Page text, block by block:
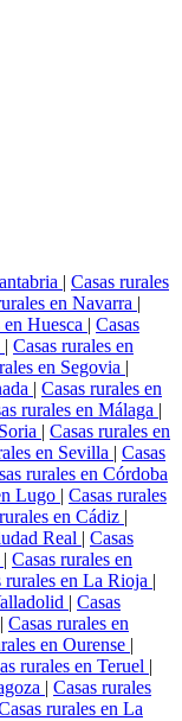
| Casas rurales
en Navarra |
en Huesca | Casas
| Casas rurales en
en Segovia |
| Casas rurales en
rurales en Málaga |
| Casas rurales en
en Sevilla | Casas
rurales en Córdoba
Lugo | Casas rurales
en Cádiz |
Real | Casas
| Casas rurales en
rurales en La Rioja |
| Casas
| Casas rurales en
en Ourense |
rurales en Teruel |
| Casas rurales
rurales en La